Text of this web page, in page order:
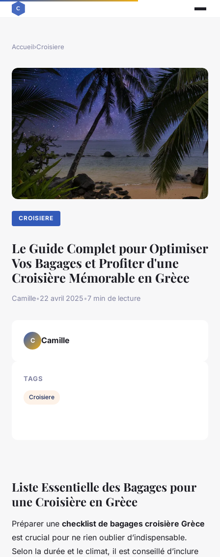
Accueil›Croisiere
CROISIERE
Le Guide Complet pour Optimiser
Vos Bagages et Profiter d'une
Croisière Mémorable en Grèce
Camille•22 avril 2025•7 min de lecture
Liste Essentielle des Bagages pour
une Croisière en Grèce
Préparer une checklist de bagages croisière Grèce
est crucial pour ne rien oublier d’indispensable.
Selon la durée et le climat, il est conseillé d’inclure
C Camille
TAGS
Croisiere